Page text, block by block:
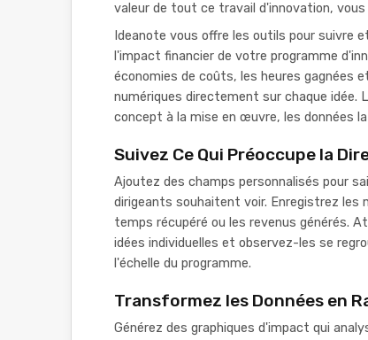
valeur de tout ce travail d'innovation, vous
Ideanote vous offre les outils pour suivre
l'impact financier de votre programme
économies de coûts, les heures gagnées
numériques directement sur chaque idée.
concept à la mise en œuvre, les données
Suivez Ce Qui Préoccupe la
Ajoutez des champs personnalisés pour
dirigeants souhaitent voir. Enregistrez les
temps récupéré ou les revenus générés.
idées individuelles et observez-les se
l'échelle du programme.
Transformez les Données en
Générez des graphiques d'impact qui